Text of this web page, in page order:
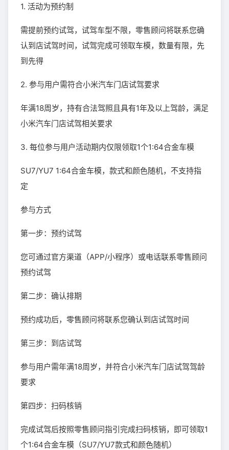
1. 活动为预约制
需提前预约试驾，试驾车型不限，零售顾问将联系您确
认到店试驾时间，试驾完成可领取车模，数量有限，先
到先得
2. 参与用户需符合小米汽车门店试驾要求
年满18周岁，持有合法驾照且具有1年及以上驾龄，满足
小米汽车门店试驾相关要求
3. 每位参与用户活动期内仅限领取1个1:64合金车模
SU7/YU7 1:64合金车模，款式和颜色随机，不支持指
定
参与方式
第一步：预约试驾
您可通过官方渠道（APP/小程序）或电话联系零售顾问
预约试驾
第二步：确认排期
预约成功后，零售顾问将联系您确认到店试驾时间
第三步：到店试驾
参与用户需年满18周岁，并符合小米汽车门店试驾驾龄
要求
第四步：扫码核销
完成试驾后按照零售顾问指引完成扫码核销，即可领取1
个1:64合金车模（SU7/YU7款式和颜色随机）